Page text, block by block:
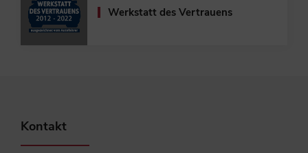
Werkstatt des Vertrauens
Kontakt